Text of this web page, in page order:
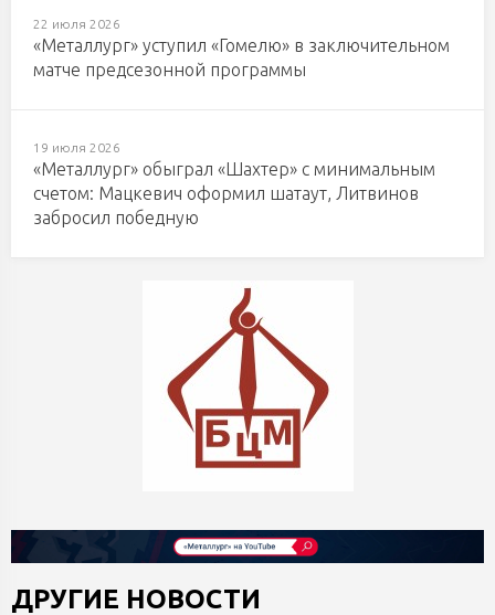
22 июля 2026
«Металлург» уступил «Гомелю» в заключительном
матче предсезонной программы
19 июля 2026
«Металлург» обыграл «Шахтер» с минимальным
счетом: Мацкевич оформил шатаут, Литвинов
забросил победную
ДРУГИЕ НОВОСТИ